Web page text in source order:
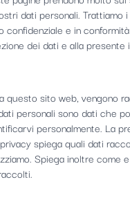
dati personali. Trattiamo
confidenziale e in
dei dati e alla presente
questo sito web, vengono
personali sono dati che
personalmente. La
spiega quali dati
Spiega inoltre come